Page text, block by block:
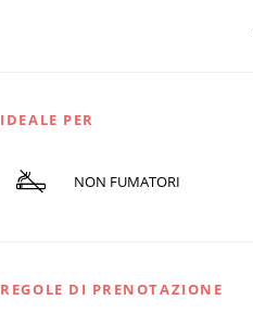
IDEALE PER
NON FUMATORI
REGOLE DI PRENOTAZIONE